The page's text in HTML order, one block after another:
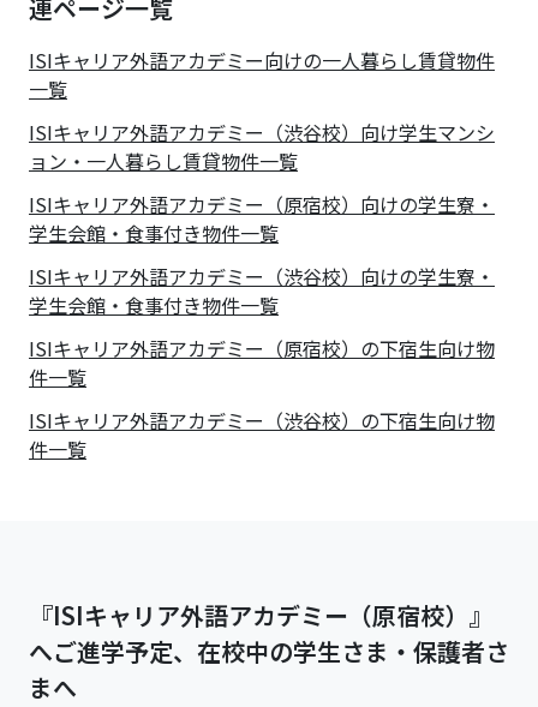
連ページ一覧
ISIキャリア外語アカデミー向けの一人暮らし賃貸物件
一覧
ISIキャリア外語アカデミー（渋谷校）向け学生マンシ
ョン・一人暮らし賃貸物件一覧
ISIキャリア外語アカデミー（原宿校）向けの学生寮・
学生会館・食事付き物件一覧
ISIキャリア外語アカデミー（渋谷校）向けの学生寮・
学生会館・食事付き物件一覧
ISIキャリア外語アカデミー（原宿校）の下宿生向け物
件一覧
ISIキャリア外語アカデミー（渋谷校）の下宿生向け物
件一覧
『ISIキャリア外語アカデミー（原宿校）』
へご進学予定、在校中の学生さま・保護者さ
まへ